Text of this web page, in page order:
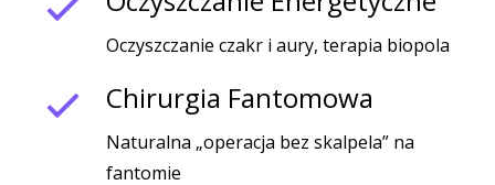
Oczyszczanie czakr i aury, terapia biopola
Chirurgia Fantomowa
Naturalna „operacja bez skalpela” na
fantomie